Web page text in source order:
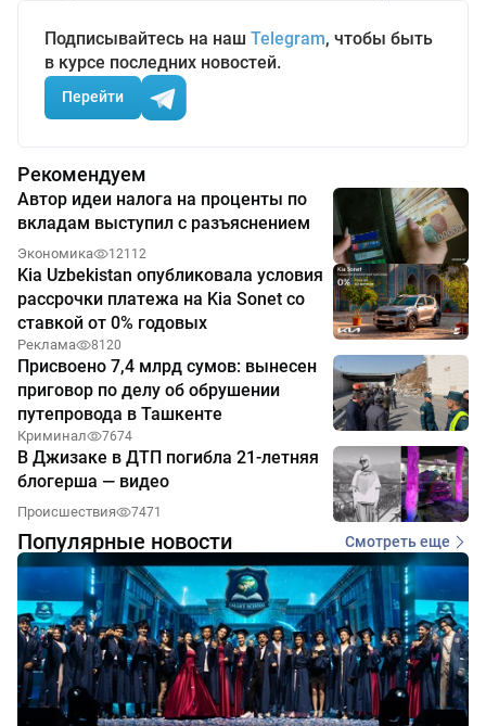
Подписывайтесь на наш Telegram, чтобы быть
в курсе последних новостей.
Перейти
Рекомендуем
Автор идеи налога на проценты по
вкладам выступил с разъяснением
Экономика 12112
Kia Uzbekistan опубликовала условия
рассрочки платежа на Kia Sonet со
ставкой от 0% годовых
Реклама 8120
Присвоено 7,4 млрд сумов: вынесен
приговор по делу об обрушении
путепровода в Ташкенте
Криминал 7674
В Джизаке в ДТП погибла 21-летняя
блогерша — видео
Происшествия 7471
Популярные новости Смотреть еще